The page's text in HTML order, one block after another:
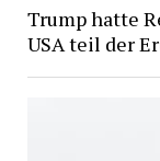
Trump hatte
USA teil der